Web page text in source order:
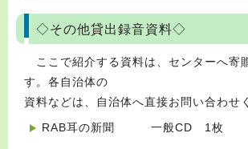
◇その他貸出録音資料◇
ここで紹介する資料は、センターへ寄
す。各自治体の
資料などは、自治体へ直接お問い合わせ
RAB耳の新聞 一般CD 1枚